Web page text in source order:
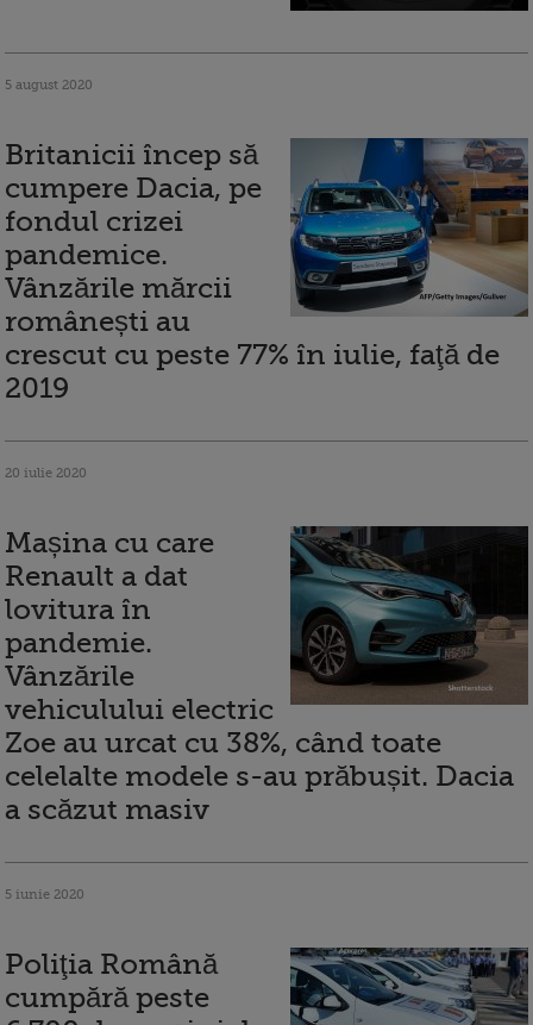
5 august 2020
Britanicii încep să
cumpere Dacia, pe
fondul crizei
pandemice.
Vânzările mărcii
românești au
crescut cu peste 77% în iulie, faţă de
2019
20 iulie 2020
Mașina cu care
Renault a dat
lovitura în
pandemie.
Vânzările
vehiculului electric
Zoe au urcat cu 38%, când toate
celelalte modele s-au prăbușit. Dacia
a scăzut masiv
5 iunie 2020
Poliţia Română
cumpără peste